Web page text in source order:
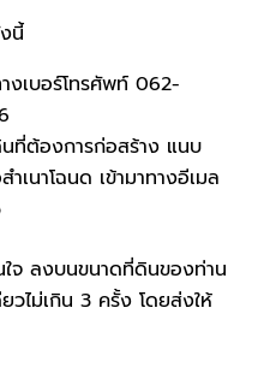
นี้
งเบอร์โทรศัพท์ 062-
ที่ต้องการก่อสร้าง แนบ
เนาโฉนด เข้ามาทางอีเมล
จ ลงบนขนาดที่ดินของท่าน
วไม่เกิน 3 ครั้ง โดยส่งให้